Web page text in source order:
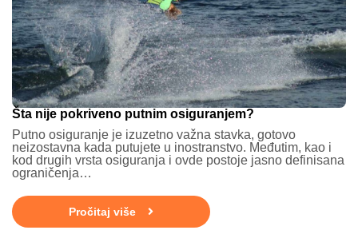
Šta nije pokriveno putnim osiguranjem?
Putno osiguranje je izuzetno važna stavka, gotovo
neizostavna kada putujete u inostranstvo. Međutim, kao i
kod drugih vrsta osiguranja i ovde postoje jasno definisana
ograničenja…
Pročitaj više